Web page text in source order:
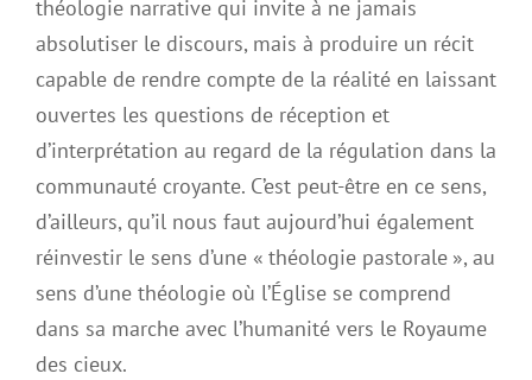
théologie narrative qui invite à ne jamais
absolutiser le discours, mais à produire un récit
capable de rendre compte de la réalité en laissant
ouvertes les questions de réception et
d’interprétation au regard de la régulation dans la
communauté croyante. C’est peut-être en ce sens,
d’ailleurs, qu’il nous faut aujourd’hui également
réinvestir le sens d’une « théologie pastorale », au
sens d’une théologie où l’Église se comprend
dans sa marche avec l’humanité vers le Royaume
des cieux.